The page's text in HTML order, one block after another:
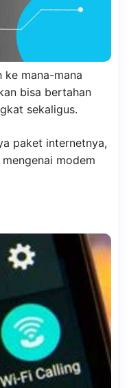
ke mana-mana
bisa bertahan
sekaligus.
paket internetnya,
modem